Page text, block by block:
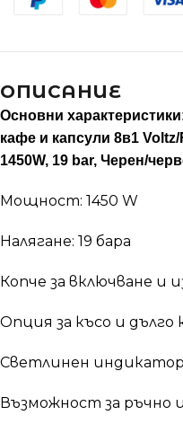
ОПИСАНИЕ
Основни
кафе и капсули 8в1
1450W, 19 bar, Черен/
Мощност: 1450 W
Налягане: 19 бара
Копче за включване и
Опция за късо и дълго
Светлинен индикатор
Възможност за ръчно